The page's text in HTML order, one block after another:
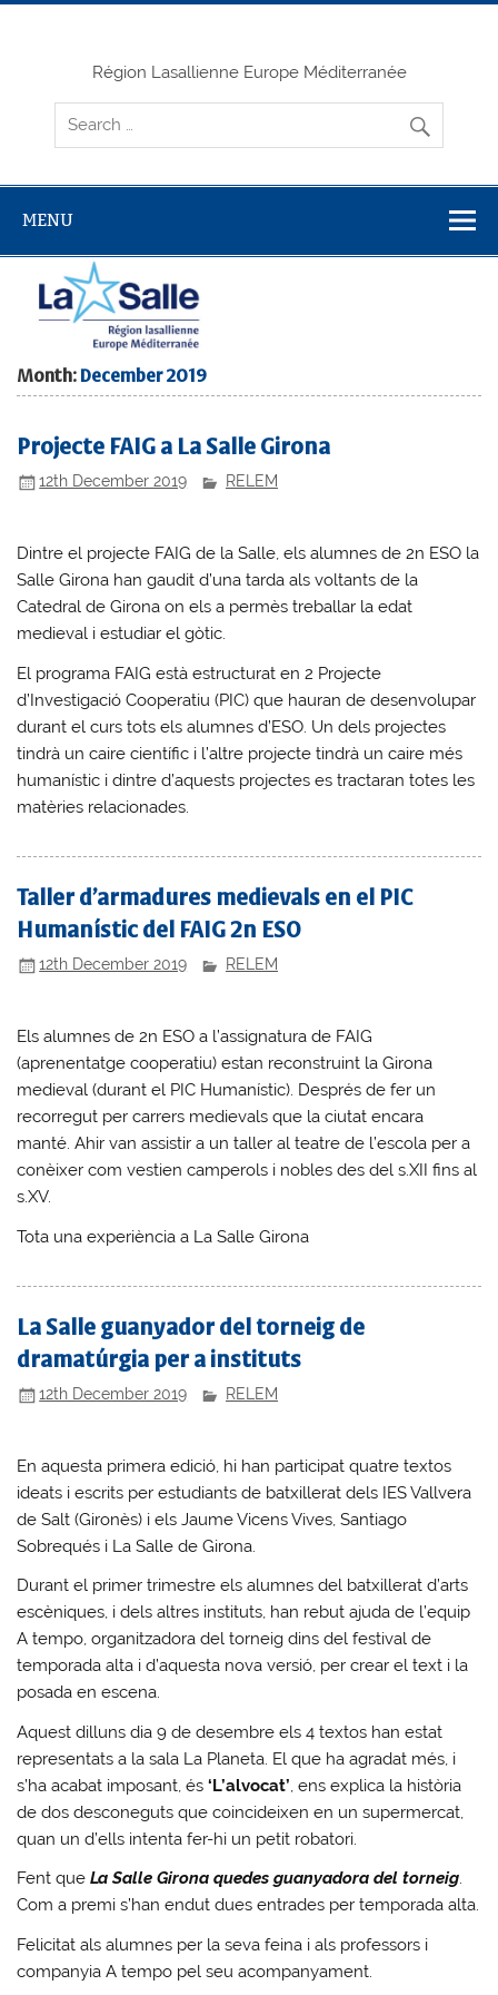
Skip
Région Lasallienne Europe Méditerranée
MENU
Month:December 2019
Projecte FAIG a La Salle Girona
12th December 2019 RELEM
Dintre el projecte FAIG de la Salle, els alumnes de 2n ESO la
Salle Girona han gaudit d’una tarda als voltants de la
Catedral de Girona on els a permès treballar la edat
medieval i estudiar el gòtic.
El programa FAIG està estructurat en 2 Projecte
d’Investigació Cooperatiu (PIC) que hauran de desenvolupar
durant el curs tots els alumnes d’ESO. Un dels projectes
tindrà un caire científic i l’altre projecte tindrà un caire més
humanístic i dintre d’aquests projectes es tractaran totes les
matèries relacionades.
Taller d’armadures medievals en el PIC
Humanístic del FAIG 2n ESO
12th December 2019 RELEM
Els alumnes de 2n ESO a l’assignatura de FAIG
(aprenentatge cooperatiu) estan reconstruint la Girona
medieval (durant el PIC Humanístic). Després de fer un
recorregut per carrers medievals que la ciutat encara
manté. Ahir van assistir a un taller al teatre de l’escola per a
conèixer com vestien camperols i nobles des del s.XII fins al
s.XV.
Tota una experiència a La Salle Girona
La Salle guanyador del torneig de
dramatúrgia per a instituts
12th December 2019 RELEM
En aquesta primera edició, hi han participat quatre textos
ideats i escrits per estudiants de batxillerat dels IES Vallvera
de Salt (Gironès) i els Jaume Vicens Vives, Santiago
Sobrequés i La Salle de Girona.
Durant el primer trimestre els alumnes del batxillerat d’arts
escèniques, i dels altres instituts, han rebut ajuda de l’equip
A tempo, organitzadora del torneig dins del festival de
temporada alta i d’aquesta nova versió, per crear el text i la
posada en escena.
Aquest dilluns dia 9 de desembre els 4 textos han estat
representats a la sala La Planeta. El que ha agradat més, i
s’ha acabat imposant, és‘L’alvocat’, ens explica la història
de dos desconeguts que coincideixen en un supermercat,
quan un d’ells intenta fer-hi un petit robatori.
Fent queLa Salle Girona quedes guanyadora del torneig.
Com a premi s’han endut dues entrades per temporada alta.
Felicitat als alumnes per la seva feina i als professors i
companyia A tempo pel seu acompanyament.